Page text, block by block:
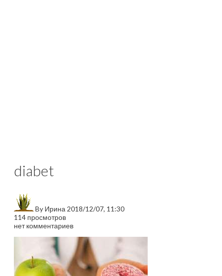
diabet
By Ирина 2018/12/07, 11:30
114 просмотров
нет комментариев